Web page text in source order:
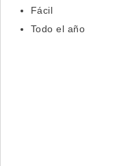
Fácil
Todo el año